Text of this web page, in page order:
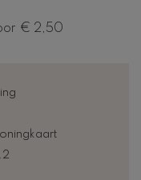
€ 2,50